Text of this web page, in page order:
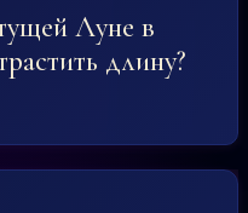
Луне в
длину?